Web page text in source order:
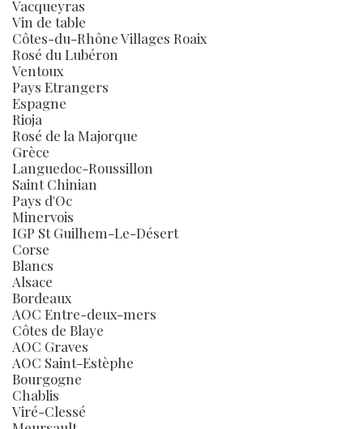
Vacqueyras
Vin de table
Côtes-du-Rhône Villages Roaix
Rosé du Lubéron
Ventoux
Pays Etrangers
Espagne
Rioja
Rosé de la Majorque
Grèce
Languedoc-Roussillon
Saint Chinian
Pays d'Oc
Minervois
IGP St Guilhem-Le-Désert
Corse
Blancs
Alsace
Bordeaux
AOC Entre-deux-mers
Côtes de Blaye
AOC Graves
AOC Saint-Estèphe
Bourgogne
Chablis
Viré-Clessé